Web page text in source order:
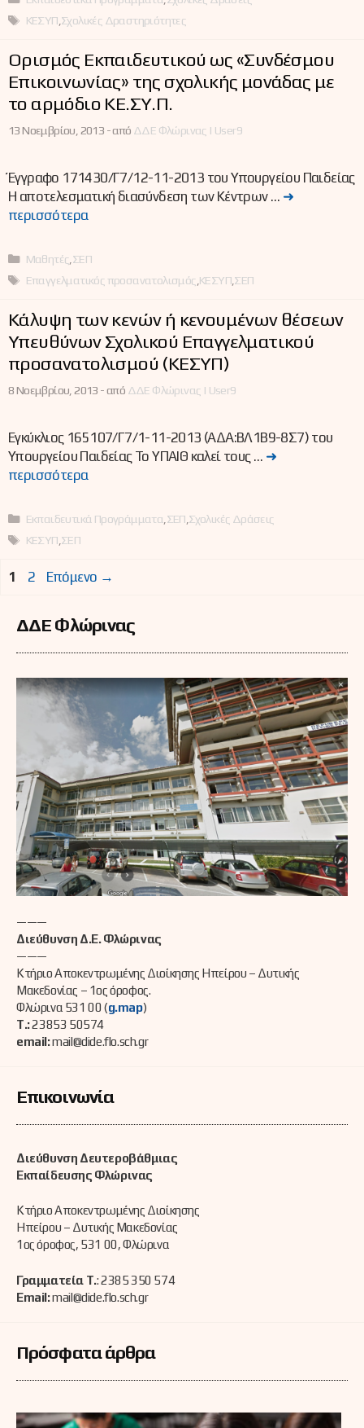
Ετικέτες
ΚΕΣΥΠ Σχολικές Δραστηριότητες
Ορισμός Εκπαιδευτικού ως «Συνδέσμου
Επικοινωνίας» της σχολικής μονάδας με
το αρμόδιο ΚΕ.ΣΥ.Π.
13 Νοεμβρίου, 2013 -από ΔΔΕ Φλώρινας | User9
Έγγραφο 171430/Γ7/12-11-2013 του Υπουργείου Παιδείας
Η αποτελεσματική διασύνδεση των Κέντρων … ➜
περισσότερα
Κατηγορίες
Μαθητές ΣΕΠ
Ετικέτες
Επαγγελματικός προσανατολισμός ΚΕΣΥΠ ΣΕΠ
Κάλυψη των κενών ή κενουμένων θέσεων
Υπευθύνων Σχολικού Επαγγελματικού
προσανατολισμού (ΚΕΣΥΠ)
8 Νοεμβρίου, 2013 -από ΔΔΕ Φλώρινας | User9
Εγκύκλιος 165107/Γ7/1-11-2013 (ΑΔΑ:ΒΛ1Β9-8Σ7) του
Υπουργείου Παιδείας Το ΥΠΑΙΘ καλεί τους … ➜
περισσότερα
Κατηγορίες
Εκπαιδευτικά Προγράμματα ΣΕΠ Σχολικές Δράσεις
Ετικέτες
ΚΕΣΥΠ ΣΕΠ
Σελίδα
1 Σελίδα
2 Επόμενο →
ΔΔΕ Φλώρινας
———
Διεύθυνση Δ.Ε. Φλώρινας
———
Κτήριο Αποκεντρωμένης Διοίκησης Ηπείρου – Δυτικής
Μακεδονίας – 1ος όροφος.
Φλώρινα 531 00 (g.map)
Τ.:23853 50574
email:mail@dide.flo.sch.gr
Επικοινωνία
Διεύθυνση Δευτεροβάθμιας
Εκπαίδευσης Φλώρινας
Κτήριο Αποκεντρωμένης Διοίκησης
Ηπείρου – Δυτικής Μακεδονίας
1ος όροφος, 531 00, Φλώρινα
Γραμματεία Τ.: 2385 350 574
Email:mail@dide.flo.sch.gr
Πρόσφατα άρθρα